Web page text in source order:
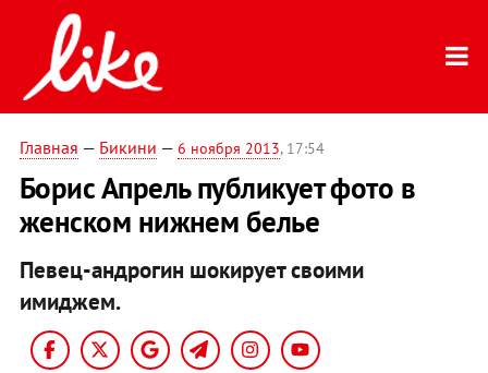
Главная — Бикини — 6 ноября 2013, 17:54
Борис Апрель публикует фото в
женском нижнем белье
Певец-андрогин шокирует своими
имиджем.